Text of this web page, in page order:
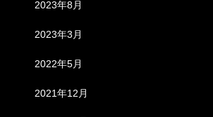
2023年8月
2023年3月
2022年5月
2021年12月